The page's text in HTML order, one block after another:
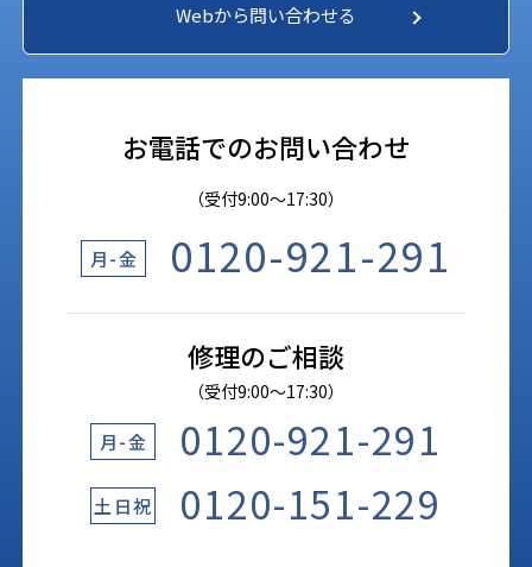
Webから問い合わせる
お電話でのお問い合わせ
（受付9:00〜17:30）
月-金 0120-921-291
修理のご相談
（受付9:00〜17:30）
月-金 0120-921-291
土日祝 0120-151-229